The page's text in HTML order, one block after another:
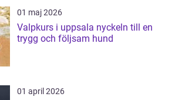
01 maj 2026
Valpkurs i uppsala nyckeln till en
trygg och följsam hund
01 april 2026